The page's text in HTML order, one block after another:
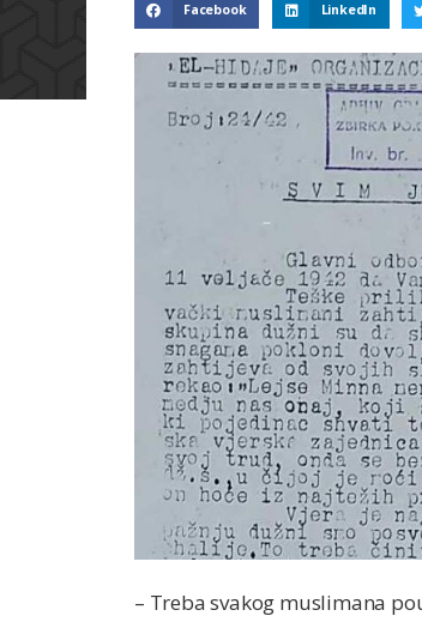
Facebook LinkedIn
– Treba svakog muslimana